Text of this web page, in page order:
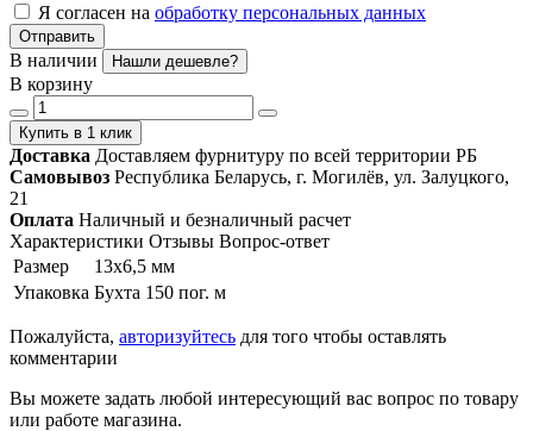
Я согласен на обработку персональных данных
Отправить
В наличии Нашли дешевле?
В корзину
Купить в 1 клик
Доставка Доставляем фурнитуру по всей территории РБ
Самовывоз Республика Беларусь, г. Могилёв, ул. Залуцкого,
21
Оплата Наличный и безналичный расчет
Характеристики Отзывы Вопрос-ответ
Размер
13х6,5 мм
Упаковка Бухта 150 пог. м
Пожалуйста, авторизуйтесь для того чтобы оставлять
комментарии
Вы можете задать любой интересующий вас вопрос по товару
или работе магазина.